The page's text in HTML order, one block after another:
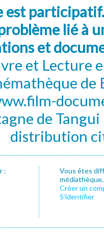
est
lié à
et
et Lecture
de
de
distribution
:
Vous êtes
Créer un
S’identifier